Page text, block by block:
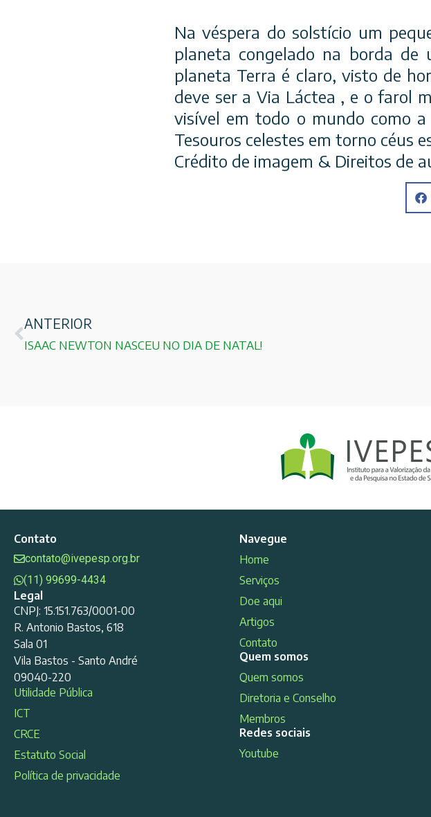
Na véspera do solstício um
planeta congelado na borda de
planeta Terra é claro, visto de
deve ser a Via Láctea , e o farol
visível em todo o mundo como
Tesouros celestes em torno céus
Crédito de imagem & Direitos de
ANTERIOR
ISAAC NEWTON NASCEU NO DIA DE NATAL!
Contato
contato@ivepesp.org.br
(11) 99699-4434
Legal
CNPJ: 15.151.763/0001-00
R. Antonio Bastos, 618
Sala 01
Vila Bastos - Santo André
09040-220
Utilidade Pública
ICT
CRCE
Estatuto Social
Política de privacidade
Navegue
Home
Serviços
Doe aqui
Artigos
Contato
Quem somos
Quem somos
Diretoria e Conselho
Membros
Redes sociais
Youtube